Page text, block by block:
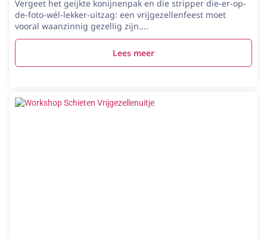
Vergeet het geijkte konijnenpak en die stripper die-er-op-
de-foto-wél-lekker-uitzag: een vrijgezellenfeest moet
vooral waanzinnig gezellig zijn....
Lees meer